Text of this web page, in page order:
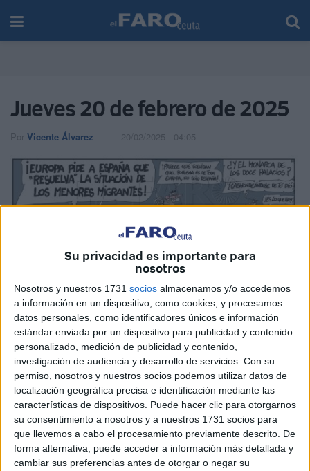
Su privacidad es importante para
nosotros
Nosotros y nuestros 1731 socios almacenamos y/o accedemos
a información en un dispositivo, como cookies, y procesamos
datos personales, como identificadores únicos e información
estándar enviada por un dispositivo para publicidad y contenido
personalizado, medición de publicidad y contenido,
investigación de audiencia y desarrollo de servicios. Con su
permiso, nosotros y nuestros socios podemos utilizar datos de
localización geográfica precisa e identificación mediante las
características de dispositivos. Puede hacer clic para otorgarnos
su consentimiento a nosotros y a nuestros 1731 socios para
que llevemos a cabo el procesamiento previamente descrito. De
forma alternativa, puede acceder a información más detallada y
cambiar sus preferencias antes de otorgar o negar su
Jueves 20 de febrero de 2025
Por Vicente Álvarez 20/02/2025 - 04:05
RelatedPosts
Adjudicadas las obras para renovar la
red de agua en las viviendas militares de
la avenida Otero
HACE 8 MINUTOS
Colegios en vez de cuarteles, la solución
para acoger menores en Ceuta
HACE 1 HORA